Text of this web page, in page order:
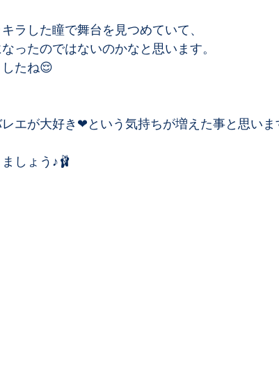
ラした瞳で舞台を見つめていて、﻿
ったのではないのかなと思います。﻿
たね😌﻿
エが大好き❤という気持ちが増えた事と思いま
しょう♪🩰﻿